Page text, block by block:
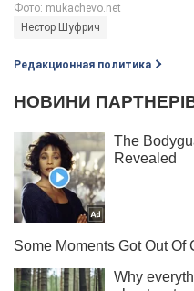
Нестор Шуфрич
Редакционная политика